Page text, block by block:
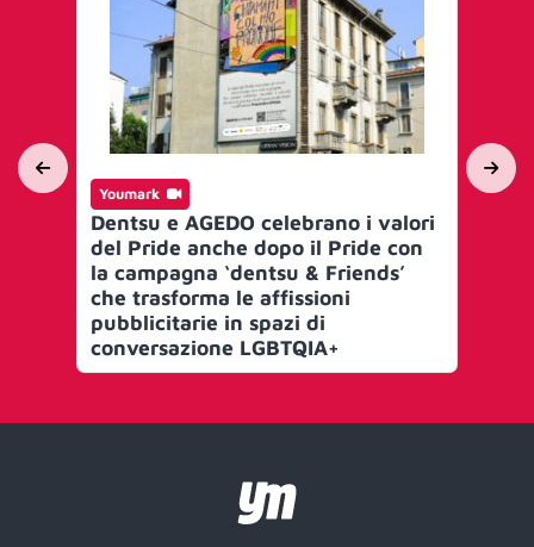
Youmark
Dentsu e AGEDO celebrano i valori
del Pride anche dopo il Pride con
la campagna ‘dentsu & Friends’
che trasforma le affissioni
pubblicitarie in spazi di
conversazione LGBTQIA+